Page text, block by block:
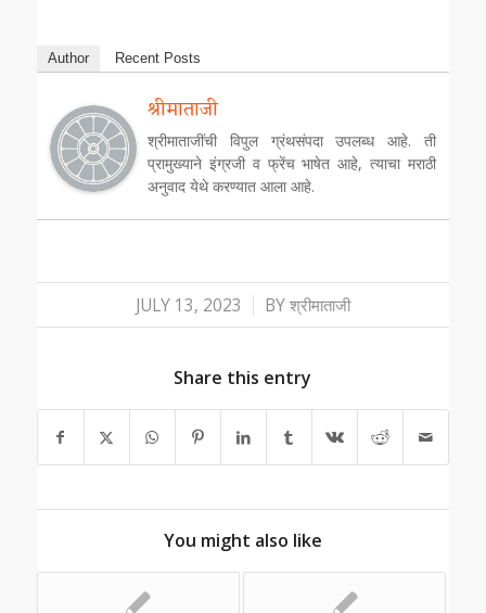
Author Recent Posts
श्रीमाताजी
श्रीमाताजींची विपुल ग्रंथसंपदा उपलब्ध आहे. ती
प्रामुख्याने इंग्रजी व फ्रेंच भाषेत आहे, त्याचा मराठी
अनुवाद येथे करण्यात आला आहे.
JULY 13, 2023
/ BYश्रीमाताजी
Share this entry
You might also like